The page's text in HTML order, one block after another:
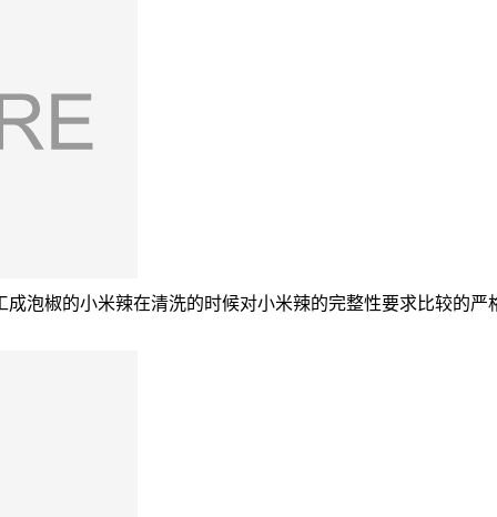
泡椒的小米辣在清洗的时候对小米辣的完整性要求比较的